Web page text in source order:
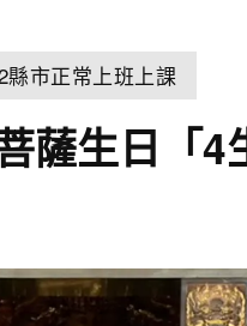
市正常上班上課
薩生日「